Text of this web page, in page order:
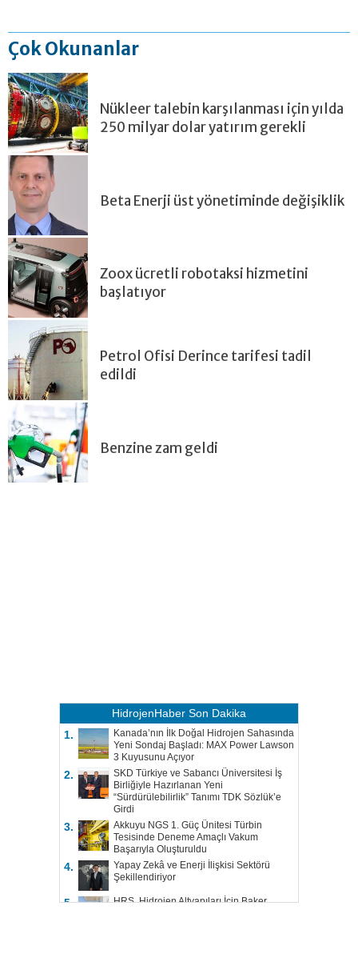
Çok Okunanlar
Nükleer talebin karşılanması için yılda
250 milyar dolar yatırım gerekli
Beta Enerji üst yönetiminde değişiklik
Zoox ücretli robotaksi hizmetini
başlatıyor
Petrol Ofisi Derince tarifesi tadil
edildi
Benzine zam geldi
HidrojenHaber Son Dakika
1.
Kanada’nın İlk Doğal Hidrojen Sahasında
Yeni Sondaj Başladı: MAX Power Lawson
3 Kuyusunu Açıyor
2.
SKD Türkiye ve Sabancı Üniversitesi İş
Birliğiyle Hazırlanan Yeni
“Sürdürülebilirlik” Tanımı TDK Sözlük’e
Girdi
3.
Akkuyu NGS 1. Güç Ünitesi Türbin
Tesisinde Deneme Amaçlı Vakum
Başarıyla Oluşturuldu
4.
Yapay Zekâ ve Enerji İlişkisi Sektörü
Şekillendiriyor
5.
HRS, Hidrojen Altyapıları İçin Baker